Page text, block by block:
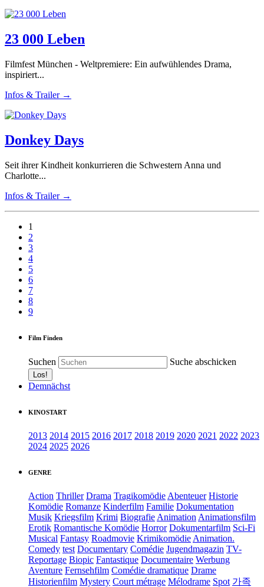
23 000 Leben
Filmfest München - Weltpremiere: Ein aufwühlendes Drama,
inspiriert...
Infos & Trailer →
Donkey Days
Seit ihrer Kindheit konkurrieren die Schwestern Anna und
Charlotte...
Infos & Trailer →
1
2
3
4
5
6
7
8
9
Film Finden
Suchen Suche abschicken
Demnächst
KINOSTART
2013 2014 2015 2016 2017 2018 2019 2020 2021 2022 2023
2024 2025 2026
GENRE
Action Thriller Drama Tragikomödie Abenteuer Historie
Komödie Romanze Kinderfilm Familie Dokumentation
Musik Kriegsfilm Krimi Biografie Animation Animationsfilm
Erotik Romantische Komödie Horror Dokumentarfilm Sci-Fi
Musical Fantasy Roadmovie Krimikomödie Animation.
Comedy test Documentary Comédie Jugendmagazin TV-
Reportage Biopic Fantastique Documentaire Werbung
Aventure Fernsehfilm Comédie dramatique Drame
Historienfilm Mystery Court métrage Mélodrame Spot 가족